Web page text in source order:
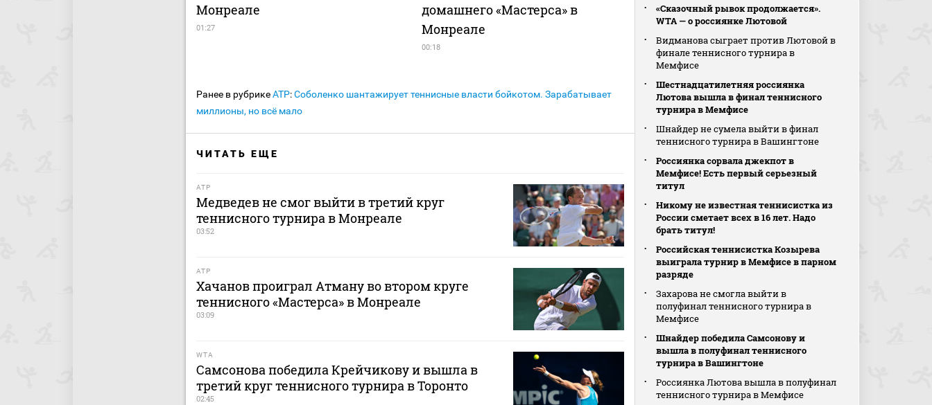
Монреале
01:27
домашнего «Мастерса» в
Монреале
00:18
Ранее в рубрикеATP:Соболенко шантажирует теннисные власти бойкотом. Зарабатывает
миллионы, но всё мало
ЧИТАТЬ ЕЩЕ
ATP
Медведев не смог выйти в третий круг
теннисного турнира в Монреале
03:52
ATP
Хачанов проиграл Атману во втором круге
теннисного «Мастерса» в Монреале
03:09
WTA
Самсонова победила Крейчикову и вышла в
третий круг теннисного турнира в Торонто
02:45
«Сказочный рывок продолжается».
WTA — о россиянке Лютовой
Видманова сыграет против Лютовой в
финале теннисного турнира в
Мемфисе
Шестнадцатилетняя россиянка
Лютова вышла в финал теннисного
турнира в Мемфисе
Шнайдер не сумела выйти в финал
теннисного турнира в Вашингтоне
Россиянка сорвала джекпот в
Мемфисе! Есть первый серьезный
титул
Никому не известная теннисистка из
России сметает всех в 16 лет. Надо
брать титул!
Российская теннисистка Козырева
выиграла турнир в Мемфисе в парном
разряде
Захарова не смогла выйти в
полуфинал теннисного турнира в
Мемфисе
Шнайдер победила Самсонову и
вышла в полуфинал теннисного
турнира в Вашингтоне
Россиянка Лютова вышла в полуфинал
теннисного турнира в Мемфисе